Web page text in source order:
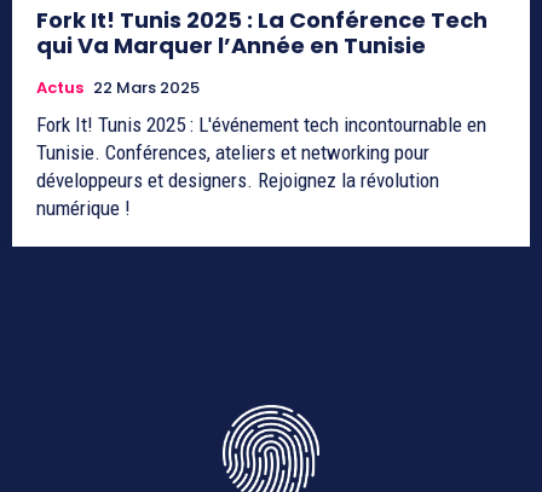
Fork It! Tunis 2025 : La Conférence Tech
qui Va Marquer l’Année en Tunisie
Actus 22 Mars 2025
Fork It! Tunis 2025 : L'événement tech incontournable en
Tunisie. Conférences, ateliers et networking pour
développeurs et designers. Rejoignez la révolution
numérique !